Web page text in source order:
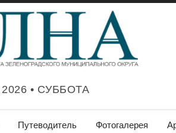
• СУББОТА
Путеводитель Фотогалерея